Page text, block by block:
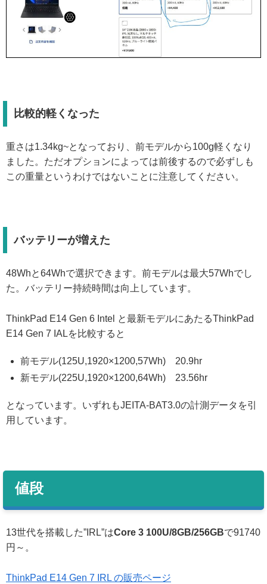
比較的軽くなった
重さは1.34kg~となっており、前モデルから100g軽くなり
ました。ただオプションによっては前後するので必ずしも
この重量というわけではないことに注意してください。
バッテリーが増えた
48Whと64Whで選択できます。前モデルは最大57Whでし
た。バッテリー持続時間は向上しています。
ThinkPad E14 Gen 6 Intel と最新モデルにあたるThinkPad
E14 Gen 7 IALを比較すると
前モデル(125U,1920×1200,57Wh) 20.9hr
新モデル(225U,1920×1200,64Wh) 23.56hr
となっています。いずれもJEITA-BAT3.0の計測データを引
用しています。
値段
13世代を搭載した”IRL”はCore 3 100U/8GB/256GBで91740
円～。
ThinkPad E14 Gen 7 IRL の販売ページ